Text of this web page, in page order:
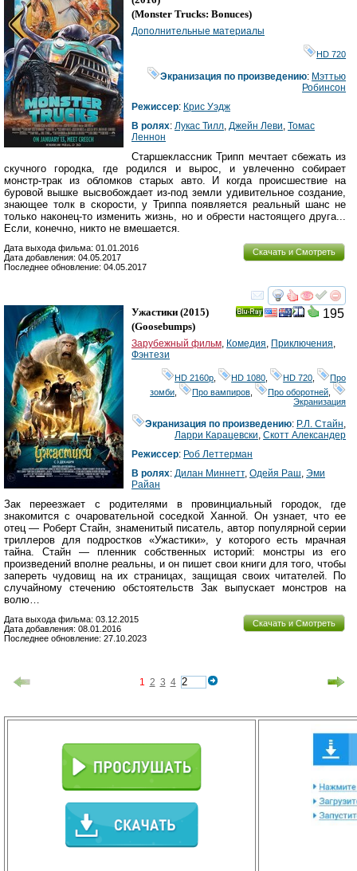
(Monster Trucks: Bonuces)
Дополнительные материалы
HD 720
Экранизация по произведению: Мэттью
Робинсон
Режиссер: Крис Уэдж
В ролях: Лукас Тилл, Джейн Леви, Томас
Леннон
Старшеклассник Трипп мечтает сбежать из
скучного городка, где родился и вырос, и увлеченно собирает
монстр-трак из обломков старых авто. И когда происшествие на
буровой вышке высвобождает из-под земли удивительное создание,
знающее толк в скорости, у Триппа появляется реальный шанс не
только наконец-то изменить жизнь, но и обрести настоящего друга...
Если, конечно, никто не вмешается.
Скачать и Смотреть
Дата выхода фильма: 01.01.2016
Дата добавления: 04.05.2017
Последнее обновление: 04.05.2017
смотреть
195
Ужастики (2015)
(Goosebumps)
Зарубежный фильм Комедия Приключения
Фэнтези
HD 2160р HD 1080 HD 720
Про
зомби
Про вампиров Про оборотней
Экранизация
Экранизация по произведению: Р.Л. Стайн
Ларри Карацевски ,Скотт Александер
Режиссер: Роб Леттерман
В ролях: Дилан Миннетт, Одейя Раш Эми
Райан
Зак переезжает с родителями в провинциальный городок, где
знакомится с очаровательной соседкой Ханной. Он узнает, что ее
отец — Роберт Стайн, знаменитый писатель, автор популярной серии
триллеров для подростков «Ужастики», у которого есть мрачная
тайна. Стайн — пленник собственных историй: монстры из его
произведений вполне реальны, и он пишет свои книги для того, чтобы
запереть чудовищ на их страницах, защищая своих читателей. По
случайному стечению обстоятельств Зак выпускает монстров на
волю…
Скачать и Смотреть
Дата выхода фильма: 03.12.2015
Дата добавления: 08.01.2016
Последнее обновление: 27.10.2023
1 2 3 4